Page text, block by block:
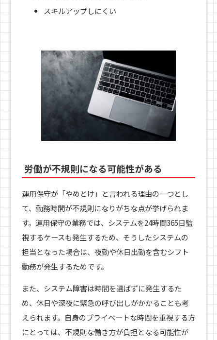
スキルアップしにくい
労働が不規則になる可能性がある
運用保守が「やめとけ」と言われる理由の一つとし
て、勤務時間が不規則になりがちな点が挙げられま
す。運用保守の業務では、システムを24時間365日監
視するケースも発生するため、そうしたシステムの
担当となった場合は、夜勤や休日出勤を含むシフト
勤務が発生するためです。
また、システム障害は時間を選ばずに発生するた
め、休日や深夜に緊急の呼び出しがかかることも考
えられます。自身のプライベートな時間を重視する方
にとっては、不規則な働き方が負担となる可能性が